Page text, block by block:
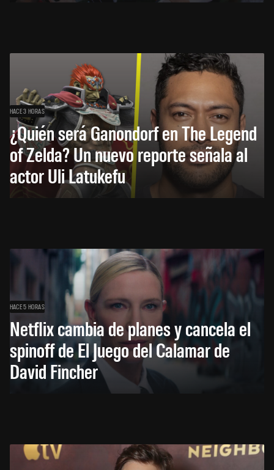
HACE 3 HORAS
¿Quién será Ganondorf en The Legend
of Zelda? Un nuevo reporte señala al
actor Uli Latukefu
HACE 5 HORAS
Netflix cambia de planes y cancela el
spinoff de El Juego del Calamar de
David Fincher